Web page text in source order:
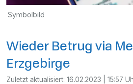
Symbolbild
Wieder Betrug via
Erzgebirge
Zuletzt aktualisiert:16.02.2023 | 15:57